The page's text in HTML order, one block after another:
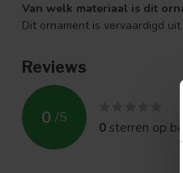
Van welk materiaal is dit
Dit ornament is vervaardigd
Reviews
0 /5
0sterren op